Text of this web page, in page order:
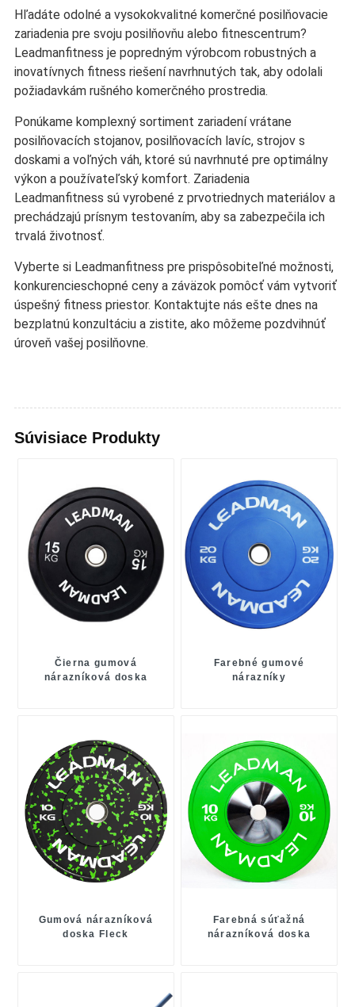
Hľadáte odolné a vysokokvalitné komerčné posilňovacie
zariadenia pre svoju posilňovňu alebo fitnescentrum?
Leadmanfitness je popredným výrobcom robustných a
inovatívnych fitness riešení navrhnutých tak, aby odolali
požiadavkám rušného komerčného prostredia.
Ponúkame komplexný sortiment zariadení vrátane
posilňovacích stojanov, posilňovacích lavíc, strojov s
doskami a voľných váh, ktoré sú navrhnuté pre optimálny
výkon a používateľský komfort. Zariadenia
Leadmanfitness sú vyrobené z prvotriednych materiálov a
prechádzajú prísnym testovaním, aby sa zabezpečila ich
trvalá životnosť.
Vyberte si Leadmanfitness pre prispôsobiteľné možnosti,
konkurencieschopné ceny a záväzok pomôcť vám vytvoriť
úspešný fitness priestor. Kontaktujte nás ešte dnes na
bezplatnú konzultáciu a zistite, ako môžeme pozdvihnúť
úroveň vašej posilňovne.
Súvisiace Produkty
Čierna gumová
nárazníková doska
Farebné gumové
nárazníky
Gumová nárazníková
doska Fleck
Farebná súťažná
nárazníková doska